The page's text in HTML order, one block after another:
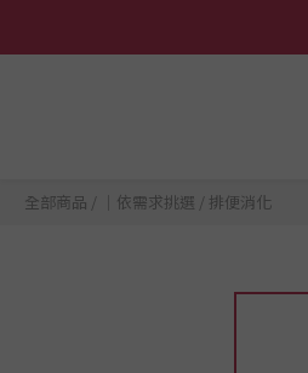
全部商品 / │依需求挑選 / 排便消化